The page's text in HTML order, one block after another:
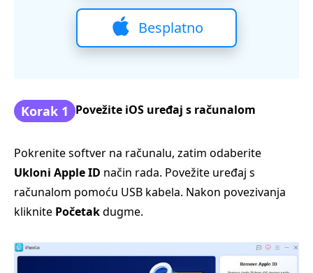
preuzimanje
Besplatno
Korak 1 Povežite iOS uređaj s računalom
Pokrenite softver na računalu, zatim odaberite
Ukloni Apple ID način rada. Povežite uređaj s
računalom pomoću USB kabela. Nakon povezivanja
kliknite Početakdugme.